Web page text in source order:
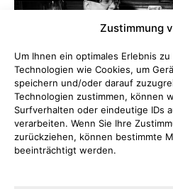
Zustimmung
Um Ihnen ein optimales Erlebnis
Technologien wie Cookies, um
speichern und/oder darauf
Technologien zustimmen, können
Surfverhalten oder eindeutige IDs
verarbeiten. Wenn Sie Ihre
zurückziehen, können bestimmte
beeinträchtigt werden.